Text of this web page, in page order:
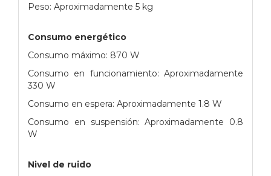
Peso: Aproximadamente 5 kg
Consumo energético
Consumo máximo: 870 W
Consumo en funcionamiento: Aproximadamente
330 W
Consumo en espera: Aproximadamente 1.8 W
Consumo en suspensión: Aproximadamente 0.8
W
Nivel de ruido